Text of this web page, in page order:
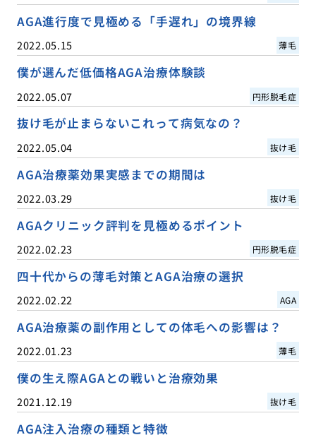
AGA進行度で見極める「手遅れ」の境界線
2022.05.15 薄毛
僕が選んだ低価格AGA治療体験談
2022.05.07 円形脱毛症
抜け毛が止まらないこれって病気なの？
2022.05.04 抜け毛
AGA治療薬効果実感までの期間は
2022.03.29 抜け毛
AGAクリニック評判を見極めるポイント
2022.02.23 円形脱毛症
四十代からの薄毛対策とAGA治療の選択
2022.02.22 AGA
AGA治療薬の副作用としての体毛への影響は？
2022.01.23 薄毛
僕の生え際AGAとの戦いと治療効果
2021.12.19 抜け毛
AGA注入治療の種類と特徴